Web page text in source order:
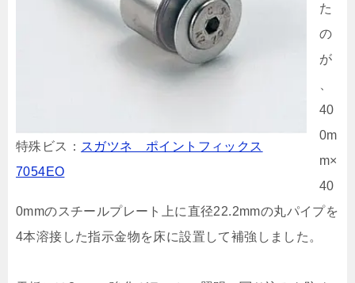
特殊ビス： スガツネ ポイントフィックス
7054EO
た
の
が
40
0m
m×
40
0mmのスチールプレート上に直径22.2mmの丸パイプを
4本溶接した指示金物を床に設置して補強しました。